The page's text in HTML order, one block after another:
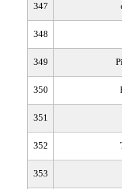
347
348
349
350
351
352
353